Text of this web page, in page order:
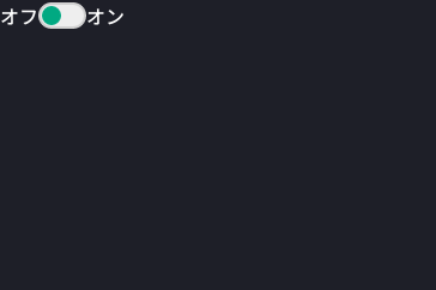
オフ
オン